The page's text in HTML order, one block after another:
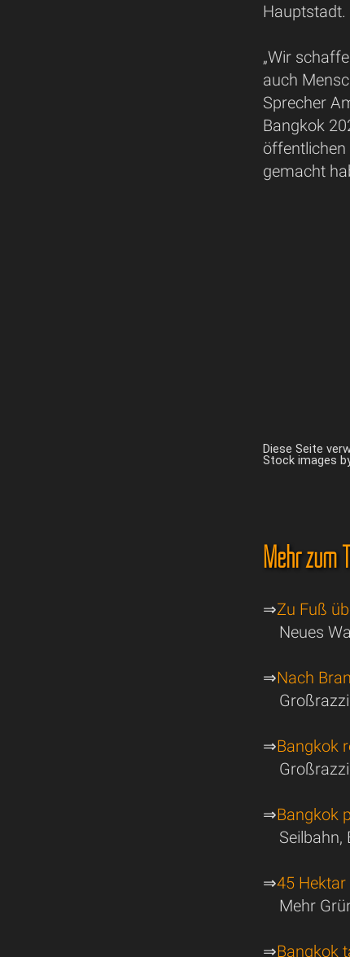
Hauptstadt.
„Wir
auch
Sprecher
Bangkok
gemacht
Diese Seite
Stock images
Mehr zum
⇒Zu Fuß
Neues
⇒Nach
⇒Bangkok
⇒Bangkok
⇒45
Mehr
⇒Bangkok